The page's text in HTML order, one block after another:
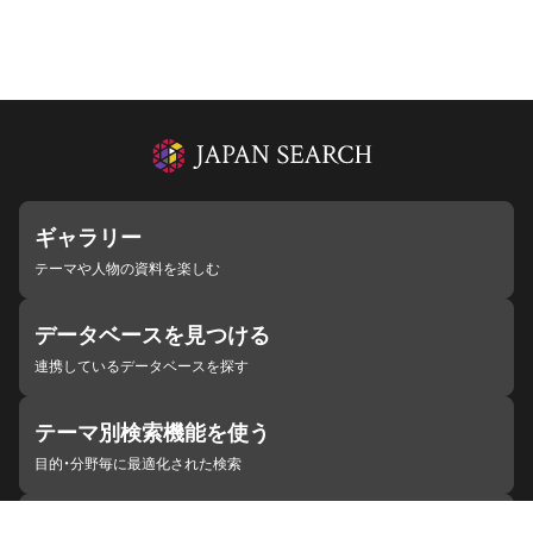
ギャラリー
テーマや人物の資料を楽しむ
データベースを見つける
連携しているデータベースを探す
テーマ別検索機能を使う
目的・分野毎に最適化された検索